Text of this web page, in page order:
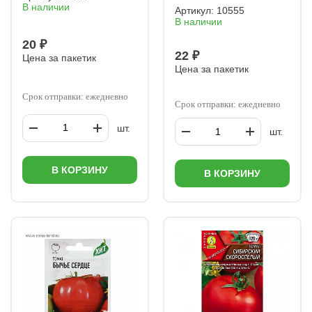
В наличии
20 ₽
Цена за пакетик
Срок отправки: ежедневно
шт.
В КОРЗИНУ
Артикул: 10555
В наличии
22 ₽
Цена за пакетик
Срок отправки: ежедневно
шт.
В КОРЗИНУ